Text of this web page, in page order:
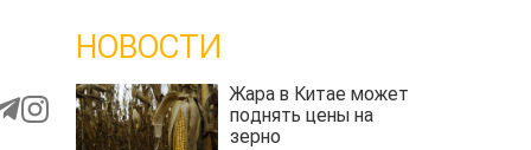
НОВОСТИ
Жара в Китае может
поднять цены на
зерно